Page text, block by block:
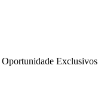
Oportunidade Exclusivos